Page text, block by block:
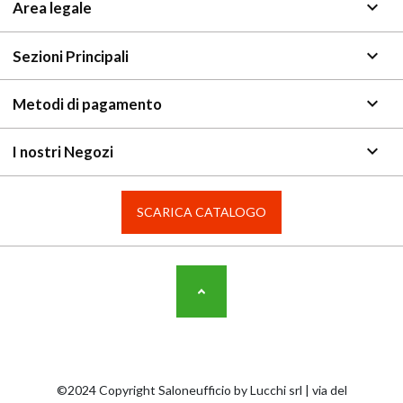
Area legale keyboard_arrow_down
Sezioni Principali keyboard_arrow_down
Metodi di pagamento keyboard_arrow_down
I nostri Negozi keyboard_arrow_down
SCARICA CATALOGO
©2024 Copyright Saloneufficio by Lucchi srl | via del